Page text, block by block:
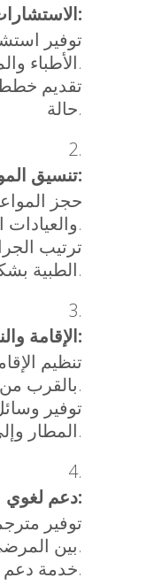
الاستشارات الطبية:
توفير
الأطباء والمتخصصين في الهند.
تقديم
حالة.
تنسيق المواعيد:
حجز
والعيادات المختصة.
ترتيب
الطبية بشكل مسبق.
الإقامة والنقل:
تنظيم
بالقرب من المراكز الطبية.
توفير
المطار وإلى المستشفيات.
دعم لغوي:
توفير
بين المرضى والأطباء.
خدمة دعم على مدار الساعة.